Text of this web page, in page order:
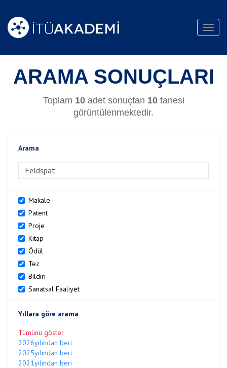
ARAMA SONUÇLARI
Toplam 10adet sonuçtan 10tanesi
görüntülenmektedir.
Arama
Makale
Patent
Proje
Kitap
Ödül
Tez
Bildiri
Sanatsal Faaliyet
Yıllara göre arama
Tümünü göster
2026yılından beri
2025yılından beri
2021yılından beri